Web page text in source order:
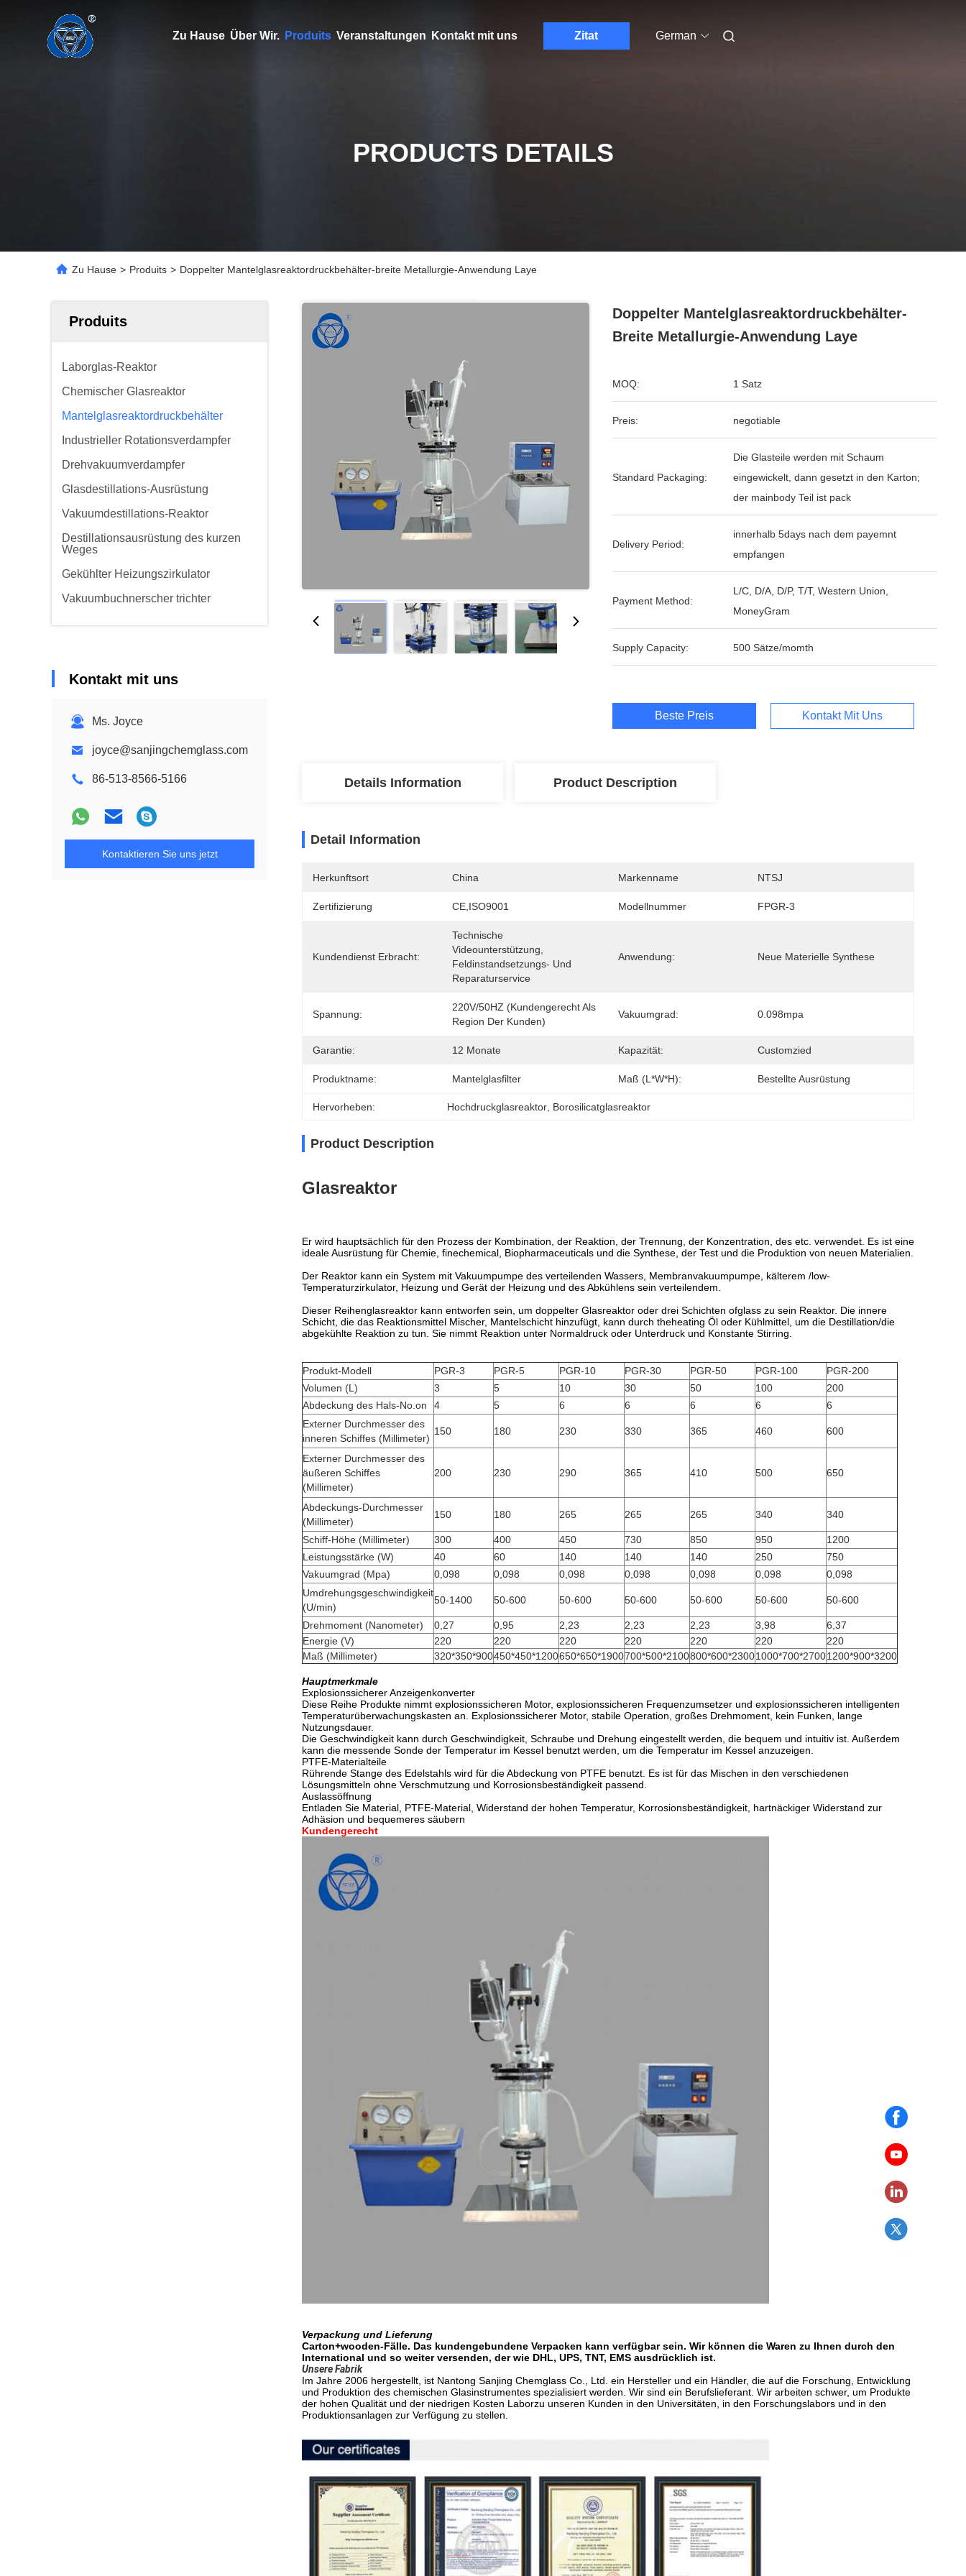
Zu Hause Über Wir. Produits Veranstaltungen Kontakt mit uns Zitat German
PRODUCTS DETAILS
Zu Hause > Produits > Doppelter Mantelglasreaktordruckbehälter-breite Metallurgie-Anwendung Laye
Produits
Laborglas-Reaktor
Chemischer Glasreaktor
Mantelglasreaktordruckbehälter
Industrieller Rotationsverdampfer
Drehvakuumverdampfer
Glasdestillations-Ausrüstung
Vakuumdestillations-Reaktor
Destillationsausrüstung des kurzen
Weges
Gekühlter Heizungszirkulator
Vakuumbuchnerscher trichter
Kontakt mit uns
Ms. Joyce
joyce@sanjingchemglass.com
86-513-8566-5166
Kontaktieren Sie uns jetzt
Doppelter Mantelglasreaktordruckbehälter-
Breite Metallurgie-Anwendung Laye
MOQ: 1 Satz
Preis: negotiable
Standard Packaging:
Die Glasteile werden mit Schaum
eingewickelt, dann gesetzt in den Karton;
der mainbody Teil ist pack
Delivery Period:
innerhalb 5days nach dem payemnt
empfangen
Payment Method:
L/C, D/A, D/P, T/T, Western Union,
MoneyGram
Supply Capacity: 500 Sätze/momth
Beste Preis Kontakt Mit Uns
Details Information Product Description
Detail Information
Herkunftsort China Markenname NTSJ
Zertifizierung CE,ISO9001 Modellnummer FPGR-3
Kundendienst Erbracht:
Technische
Videounterstützung,
Feldinstandsetzungs- Und
Reparaturservice
Anwendung: Neue Materielle Synthese
Spannung:
220V/50HZ (kundengerecht Als
Region Der Kunden)
Vakuumgrad: 0.098mpa
Garantie: 12 Monate Kapazität: Customzied
Produktname: Mantelglasfilter Maß (L*W*H): Bestellte Ausrüstung
Hervorheben: Hochdruckglasreaktor Borosilicatglasreaktor
Product Description
Glasreaktor
Er wird hauptsächlich für den Prozess der Kombination, der Reaktion, der Trennung, der Konzentration, des etc. verwendet. Es ist eine
ideale Ausrüstung für Chemie, finechemical, Biopharmaceuticals und die Synthese, der Test und die Produktion von neuen Materialien.
Der Reaktor kann ein System mit Vakuumpumpe des verteilenden Wassers, Membranvakuumpumpe, kälterem /low-
Temperaturzirkulator, Heizung und Gerät der Heizung und des Abkühlens sein verteilendem.
Dieser Reihenglasreaktor kann entworfen sein, um doppelter Glasreaktor oder drei Schichten ofglass zu sein Reaktor. Die innere
Schicht, die das Reaktionsmittel Mischer, Mantelschicht hinzufügt, kann durch theheating Öl oder Kühlmittel, um die Destillation/die
abgekühlte Reaktion zu tun. Sie nimmt Reaktion unter Normaldruck oder Unterdruck und Konstante Stirring.
Produkt-Modell PGR-3 PGR-5 PGR-10 PGR-30 PGR-50 PGR-100
PGR-200
Volumen (L)
3 5 10 30 50 100
200
Abdeckung des Hals-No.on
4 5 6 6 6 6
6
Externer Durchmesser des
inneren Schiffes (Millimeter)
150 180 230 330 365 460 600
Externer Durchmesser des
äußeren Schiffes
(Millimeter)
200 230 290 365 410 500 650
Abdeckungs-Durchmesser
(Millimeter)
150 180 265 265 265 340 340
Schiff-Höhe (Millimeter) 300 400 450 730 850 950
1200
Leistungsstärke (W)
40 60 140 140 140 250
750
Vakuumgrad (Mpa)
0,098 0,098 0,098 0,098 0,098 0,098
0,098
Umdrehungsgeschwindigkeit
(U/min)
50-1400 50-600 50-600 50-600 50-600 50-600 50-600
Drehmoment (Nanometer) 0,27 0,95 2,23 2,23 2,23 3,98
6,37
Energie (V)
220 220 220 220 220 220
220
Maß (Millimeter)
320*350*900450*450*1200650*650*1900700*500*2100800*600*23001000*700*27001200*900*3200
Hauptmerkmale
Explosionssicherer Anzeigenkonverter
Diese Reihe Produkte nimmt explosionssicheren Motor, explosionssicheren Frequenzumsetzer und explosionssicheren intelligenten
Temperaturüberwachungskasten an. Explosionssicherer Motor, stabile Operation, großes Drehmoment, kein Funken, lange
Nutzungsdauer.
Die Geschwindigkeit kann durch Geschwindigkeit, Schraube und Drehung eingestellt werden, die bequem und intuitiv ist. Außerdem
kann die messende Sonde der Temperatur im Kessel benutzt werden, um die Temperatur im Kessel anzuzeigen.
PTFE-Materialteile
Rührende Stange des Edelstahls wird für die Abdeckung von PTFE benutzt. Es ist für das Mischen in den verschiedenen
Lösungsmitteln ohne Verschmutzung und Korrosionsbeständigkeit passend.
Auslassöffnung
Entladen Sie Material, PTFE-Material, Widerstand der hohen Temperatur, Korrosionsbeständigkeit, hartnäckiger Widerstand zur
Adhäsion und bequemeres säubern
Kundengerecht
Verpackung und Lieferung
Carton+wooden-Fälle. Das kundengebundene Verpacken kann verfügbar sein. Wir können die Waren zu Ihnen durch den
International und so weiter versenden, der wie DHL, UPS, TNT, EMS ausdrücklich ist.
Unsere Fabrik
Im Jahre 2006 hergestellt, ist Nantong Sanjing Chemglass Co., Ltd. ein Hersteller und ein Händler, die auf die Forschung, Entwicklung
und Produktion des chemischen Glasinstrumentes spezialisiert werden. Wir sind ein Berufslieferant. Wir arbeiten schwer, um Produkte
der hohen Qualität und der niedrigen Kosten Laborzu unseren Kunden in den Universitäten, in den Forschungslabors und in den
Produktionsanlagen zur Verfügung zu stellen.